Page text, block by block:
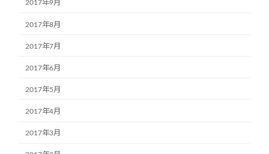
2017年9月
2017年8月
2017年7月
2017年6月
2017年5月
2017年4月
2017年3月